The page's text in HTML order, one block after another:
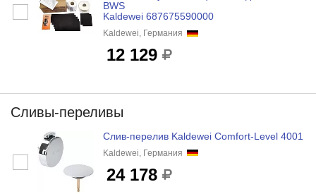
BWS
Kaldewei 687675590000
Kaldewei, Германия
12 129
Сливы-переливы
Слив-перелив Kaldewei Comfort-Level 4001
Kaldewei, Германия
24 178